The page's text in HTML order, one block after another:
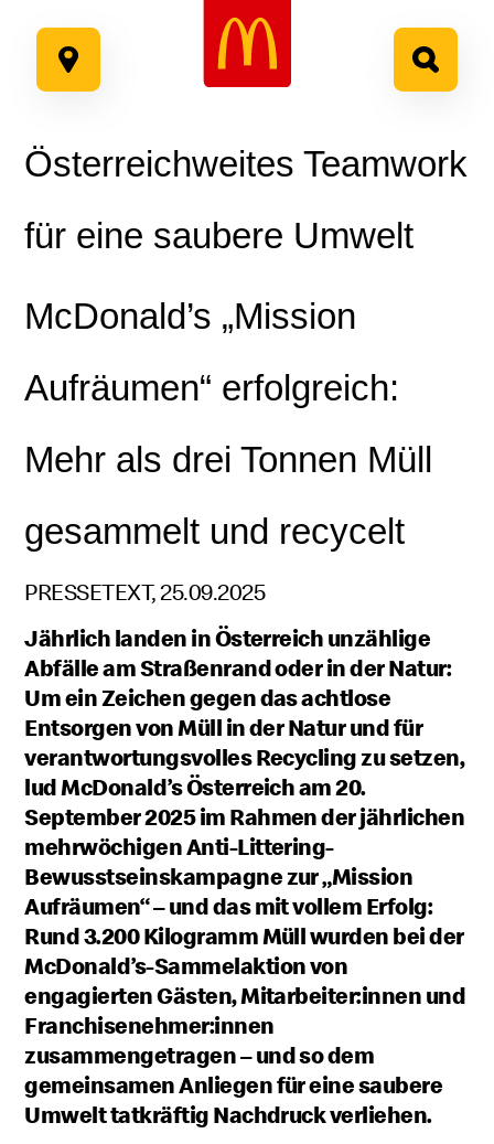
Inhalt
springen
Österreichweites Teamwork
für eine saubere Umwelt
McDonald’s „Mission
Aufräumen“ erfolgreich:
Mehr als drei Tonnen Müll
gesammelt und recycelt
PRESSETEXT, 25.09.2025
Jährlich landen in Österreich unzählige
Abfälle am Straßenrand oder in der Natur:
Um ein Zeichen gegen das achtlose
Entsorgen von Müll in der Natur und für
verantwortungsvolles Recycling zu setzen,
lud McDonald’s Österreich am 20.
September 2025 im Rahmen der jährlichen
mehrwöchigen Anti-Littering-
Bewusstseinskampagne zur „Mission
Aufräumen“ – und das mit vollem Erfolg:
Rund 3.200 Kilogramm Müll wurden bei der
McDonald’s-Sammelaktion von
engagierten Gästen, Mitarbeiter:innen und
Franchisenehmer:innen
zusammengetragen – und so dem
gemeinsamen Anliegen für eine saubere
Umwelt tatkräftig Nachdruck verliehen.